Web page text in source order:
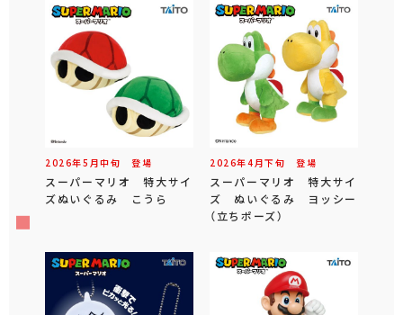
2026年5 月中旬 登場
スーパーマリオ 特大サイ
ズぬいぐるみ こうら
2026年4 月下旬 登場
スーパーマリオ 特大サイ
ズ ぬいぐるみ ヨッシー
（立ちポーズ）